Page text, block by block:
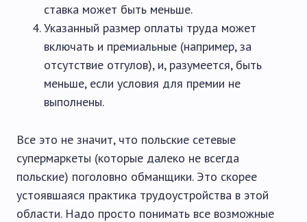
ставка может быть меньше.
Указанный размер оплаты труда может
включать и премиальные (например, за
отсутствие отгулов), и, разумеется, быть
меньше, если условия для премии не
выполнены.
Все это не значит, что польские сетевые
супермаркеты (которые далеко не всегда
польские) поголовно обманщики. Это скорее
устоявшаяся практика трудоустройства в этой
области. Надо просто понимать все возможные